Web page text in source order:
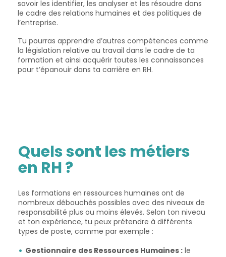
savoir les identifier, les analyser et les résoudre dans
le cadre des relations humaines et des politiques de
l’entreprise.
Tu pourras apprendre d’autres compétences comme
la législation relative au travail dans le cadre de ta
formation et ainsi acquérir toutes les connaissances
pour t’épanouir dans ta carrière en RH.
Quels sont les métiers
en RH ?
Les formations en ressources humaines ont de
nombreux débouchés possibles avec des niveaux de
responsabilité plus ou moins élevés. Selon ton niveau
et ton expérience, tu peux prétendre à différents
types de poste, comme par exemple :
Gestionnaire des Ressources Humaines : le